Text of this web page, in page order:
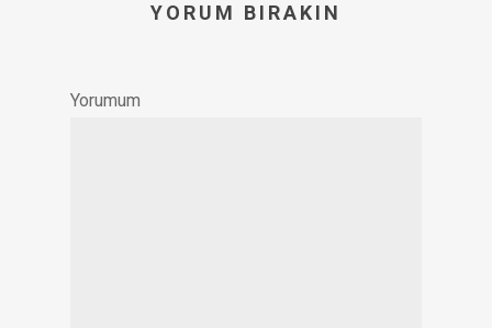
YORUM BIRAKIN
Yorumum